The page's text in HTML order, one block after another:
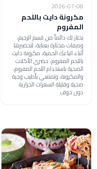
2026-07-08
مكرونة دايت باللحم
المفروم
نختار لك دائماً من قسم الرجيم،
وصفات مختارة بعناية، لتحضيرها
أثناء اتباعك الحمية، مكرونة دايت
باللحم المفروم، حضري الأكلات
الصحية باستخدام اللحم المفروم،
والمكرونة، وتمتعي بأطيب وجبة
صحية وقليلة السعرات الحرارية
دون خوف